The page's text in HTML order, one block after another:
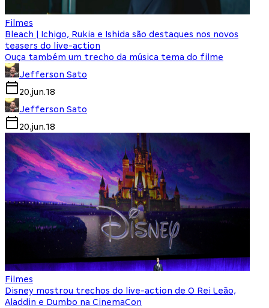
Filmes
Bleach | Ichigo, Rukia e Ishida são destaques nos novos
teasers do live-action
Ouça também um trecho da música tema do filme
Jefferson Sato
20.jun.18
Jefferson Sato
20.jun.18
Filmes
Disney mostrou trechos do live-action de O Rei Leão,
Aladdin e Dumbo na CinemaCon